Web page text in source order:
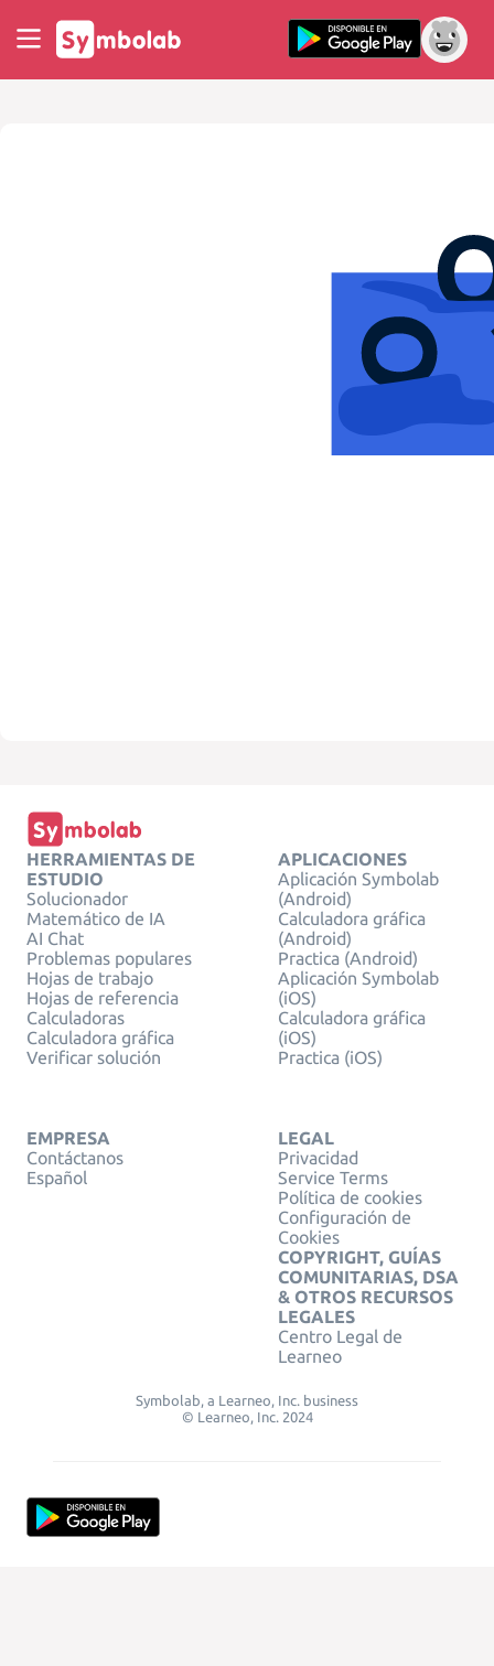
HERRAMIENTAS DE
ESTUDIO
Solucionador
Matemático de IA
AI Chat
Problemas populares
Hojas de trabajo
Hojas de referencia
Calculadoras
Calculadora gráfica
Verificar solución
APLICACIONES
Aplicación Symbolab
(Android)
Calculadora gráfica
(Android)
Practica (Android)
Aplicación Symbolab
(iOS)
Calculadora gráfica
(iOS)
Practica (iOS)
EMPRESA
Contáctanos
Español
LEGAL
Privacidad
Service Terms
Política de cookies
Configuración de
Cookies
COPYRIGHT, GUÍAS
COMUNITARIAS, DSA
& OTROS RECURSOS
LEGALES
Centro Legal de
Learneo
Symbolab, a Learneo, Inc. business
© Learneo, Inc. 2024